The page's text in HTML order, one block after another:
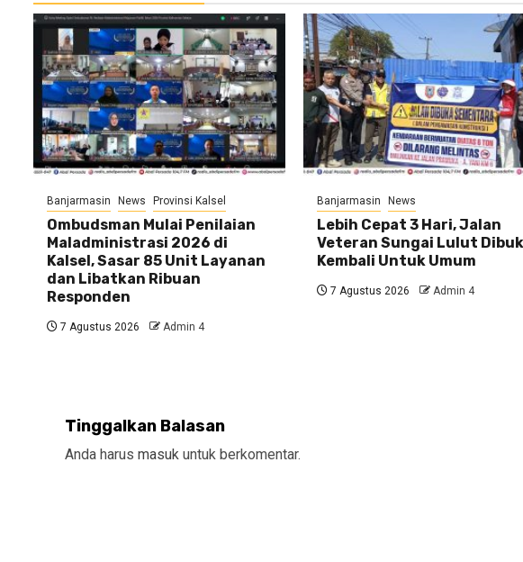
Banjarmasin News Provinsi Kalsel
Ombudsman Mulai Penilaian
Maladministrasi 2026 di
Kalsel, Sasar 85 Unit Layanan
dan Libatkan Ribuan
Responden
7 Agustus 2026 Admin 4
Banjarmasin News
Lebih Cepat 3 Hari, Jalan
Veteran Sungai Lulut
Kembali Untuk Umum
7 Agustus 2026 Admin 4
Tinggalkan Balasan
Anda harus masuk untuk berkomentar.